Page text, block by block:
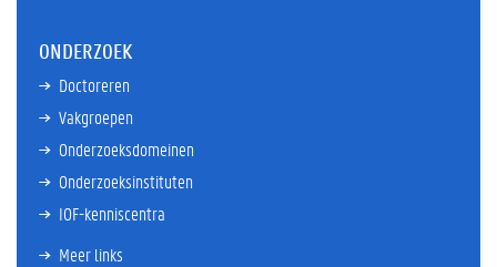
ONDERZOEK
Doctoreren
Vakgroepen
Onderzoeksdomeinen
Onderzoeksinstituten
IOF-kenniscentra
Meer links